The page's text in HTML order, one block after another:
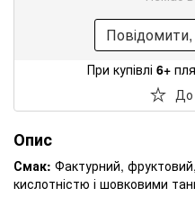
При купівлі 6+
До
Опис
Смак: Фактурний,
кислотністю і шовковими